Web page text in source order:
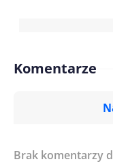
Komentarze
Imię/ Nick*
Brak komentarzy